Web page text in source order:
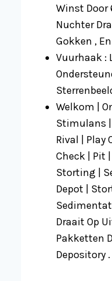
Winst Door
Nuchter
Gokken ,
Vuurhaak :
Welkom |
Stimulans
Rival | Play
Check | Pit
Storting |
Depot |
Draait Op
Pakketten
Depository .